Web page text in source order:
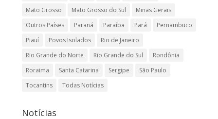
Mato Grosso
Mato Grosso do Sul
Minas Gerais
Outros Países
Paraná Paraíba Pará
Pernambuco
Piauí
Povos Isolados
Rio de Janeiro
Rio Grande do Norte
Rio Grande do Sul
Rondônia
Roraima
Santa Catarina Sergipe
São Paulo
Tocantins
Todas Notícias
Notícias